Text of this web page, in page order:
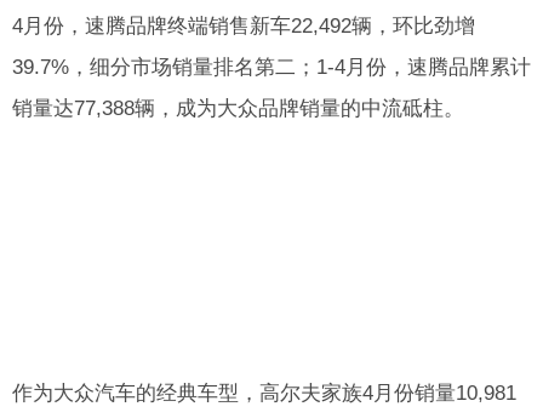
4月份，速腾品牌终端销售新车22,492辆，环比劲增
39.7%，细分市场销量排名第二；1-4月份，速腾品牌累计
销量达77,388辆，成为大众品牌销量的中流砥柱。
作为大众汽车的经典车型，高尔夫家族4月份销量10,981